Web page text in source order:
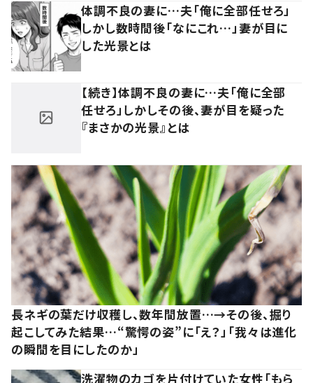
体調不良の妻に…夫「俺に全部任せろ」
しかし数時間後「なにこれ…」妻が目に
した光景とは
【続き】体調不良の妻に…夫「俺に全部
任せろ」しかしその後、妻が目を疑った
『まさかの光景』とは
長ネギの葉だけ収穫し、数年間放置…→その後、掘り
起こしてみた結果…“驚愕の姿”に「え？」「我々は進化
の瞬間を目にしたのか」
洗濯物のカゴを片付けていた女性「もら